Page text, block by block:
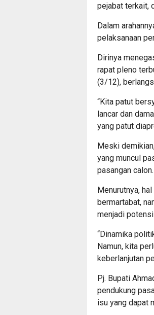
pejabat terkait,
Dalam
pelaksanaan
Dirinya
rapat pleno
(3/12),
“Kita patut
lancar dan
yang patut
Meski
yang muncul
pasangan calon.
Menurutnya,
bermartabat,
menjadi
“Dinamika
Namun, kita
keberlanjutan
Pj. Bupati
pendukung
isu yang dapat